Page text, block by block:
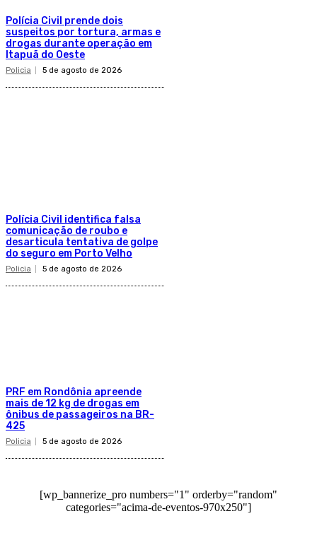
Polícia Civil prende dois
suspeitos por tortura, armas e
drogas durante operação em
Itapuã do Oeste
Policia 5 de agosto de 2026
Polícia Civil identifica falsa
comunicação de roubo e
desarticula tentativa de golpe
do seguro em Porto Velho
Policia 5 de agosto de 2026
PRF em Rondônia apreende
mais de 12 kg de drogas em
ônibus de passageiros na BR-
425
Policia 5 de agosto de 2026
[wp_bannerize_pro numbers="1" orderby="random"
categories="acima-de-eventos-970x250"]